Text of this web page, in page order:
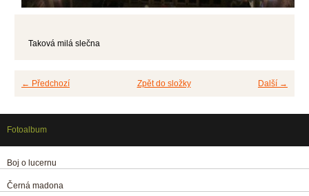
Taková milá slečna
← Předchozí Další →
Zpět do složky
Fotoalbum
Boj o lucernu
Černá madona